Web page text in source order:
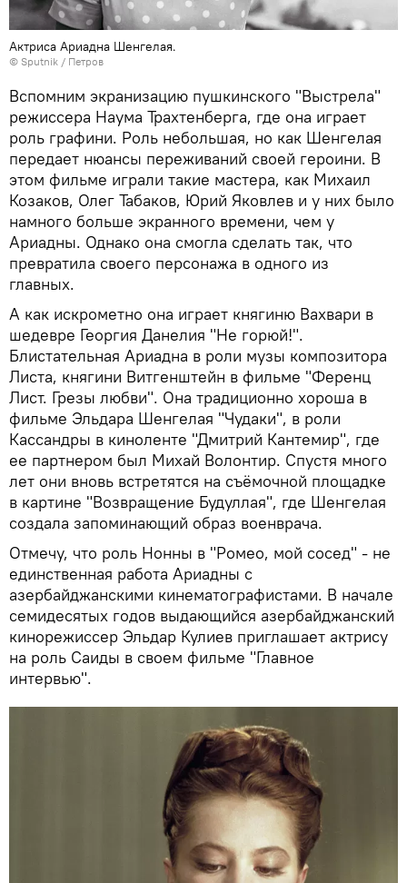
Актриса Ариадна Шенгелая.
© Sputnik / Петров
Вспомним экранизацию пушкинского "Выстрела"
режиссера Наума Трахтенберга, где она играет
роль графини. Роль небольшая, но как Шенгелая
передает нюансы переживаний своей героини. В
этом фильме играли такие мастера, как Михаил
Козаков, Олег Табаков, Юрий Яковлев и у них было
намного больше экранного времени, чем у
Ариадны. Однако она смогла сделать так, что
превратила своего персонажа в одного из
главных.
А как искрометно она играет княгиню Вахвари в
шедевре Георгия Данелия "Не горюй!".
Блистательная Ариадна в роли музы композитора
Листа, княгини Витгенштейн в фильме "Ференц
Лист. Грезы любви". Она традиционно хороша в
фильме Эльдара Шенгелая "Чудаки", в роли
Кассандры в киноленте "Дмитрий Кантемир", где
ее партнером был Михай Волонтир. Спустя много
лет они вновь встретятся на съёмочной площадке
в картине "Возвращение Будуллая", где Шенгелая
создала запоминающий образ военврача.
Отмечу, что роль Нонны в "Ромео, мой сосед" - не
единственная работа Ариадны с
азербайджанскими кинематографистами. В начале
семидесятых годов выдающийся азербайджанский
кинорежиссер Эльдар Кулиев приглашает актрису
на роль Саиды в своем фильме "Главное
интервью".